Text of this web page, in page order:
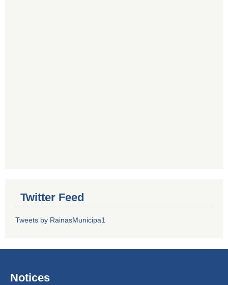
Twitter Feed
Tweets by RainasMunicipa1
Notices